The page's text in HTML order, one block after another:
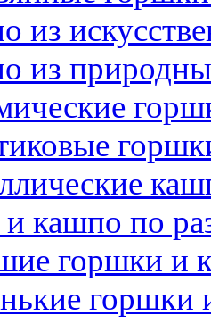
из
из
кашпо по
горшки и
горшки